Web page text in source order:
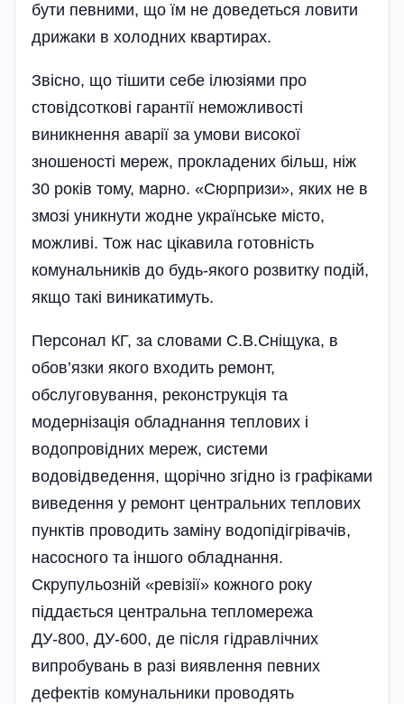
бути певними, що їм не доведеться ловити
дрижаки в холодних квартирах.
Звісно, що тішити себе ілюзіями про
стовідсоткові гарантії неможливості
виникнення аварії за умови високої
зношеності мереж, прокладених більш, ніж
30 років тому, марно. «Сюрпризи», яких не в
змозі уникнути жодне українське місто,
можливі. Тож нас цікавила готовність
комунальників до будь-якого розвитку подій,
якщо такі виникатимуть.
Персонал КГ, за словами С.В.Сніщука, в
обов’язки якого входить ремонт,
обслуговування, реконструкція та
модернізація обладнання теплових і
водопровідних мереж, системи
водовідведення, щорічно згідно із графіками
виведення у ремонт центральних теплових
пунктів проводить заміну водопідігрівачів,
насосного та іншого обладнання.
Скрупульозній «ревізії» кожного року
піддається центральна тепломережа
ДУ-800, ДУ-600, де після гідравлічних
випробувань в разі виявлення певних
дефектів комунальники проводять